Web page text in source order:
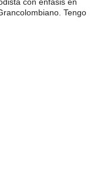
Tengo